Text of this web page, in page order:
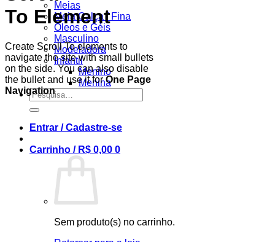
Meias
Meia Calça / Fina
Óleos e Géis
Masculino
Modeladora
Infantil
Menino
Menina
Pesquisar
por:
Entrar / Cadastre-se
Carrinho / R$ 0,00 0
Sem produto(s) no carrinho.
To Element
Create Scroll To elements to
navigate the site with small bullets
on the side. You can also disable
the bullet and use it forOne Page
Navigation